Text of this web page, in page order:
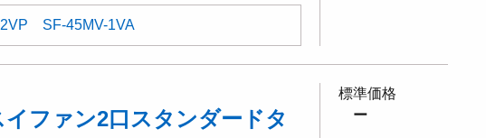
SF-45MV-1VA
ファン2口スタンダードタ
標準価格
ー